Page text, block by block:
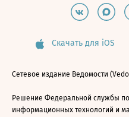
Скачать для iOS
Сетевое издание Ведомости
Решение Федеральной службы
информационных технологий и